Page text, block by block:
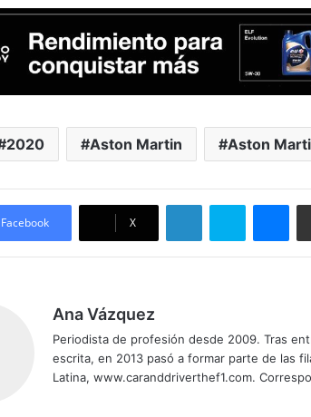
2020 Aston Martin Aston
Facebook X
LinkedInSkype
Ana Vázquez
Periodista de profesión desde 2009. Tras
escrita, en 2013 pasó a formar parte de las
Latina, www.caranddriverthef1.com.